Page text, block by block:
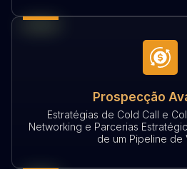
Prospecção
Estratégias de Cold Call e
Networking e Parcerias
de um Pipeline de